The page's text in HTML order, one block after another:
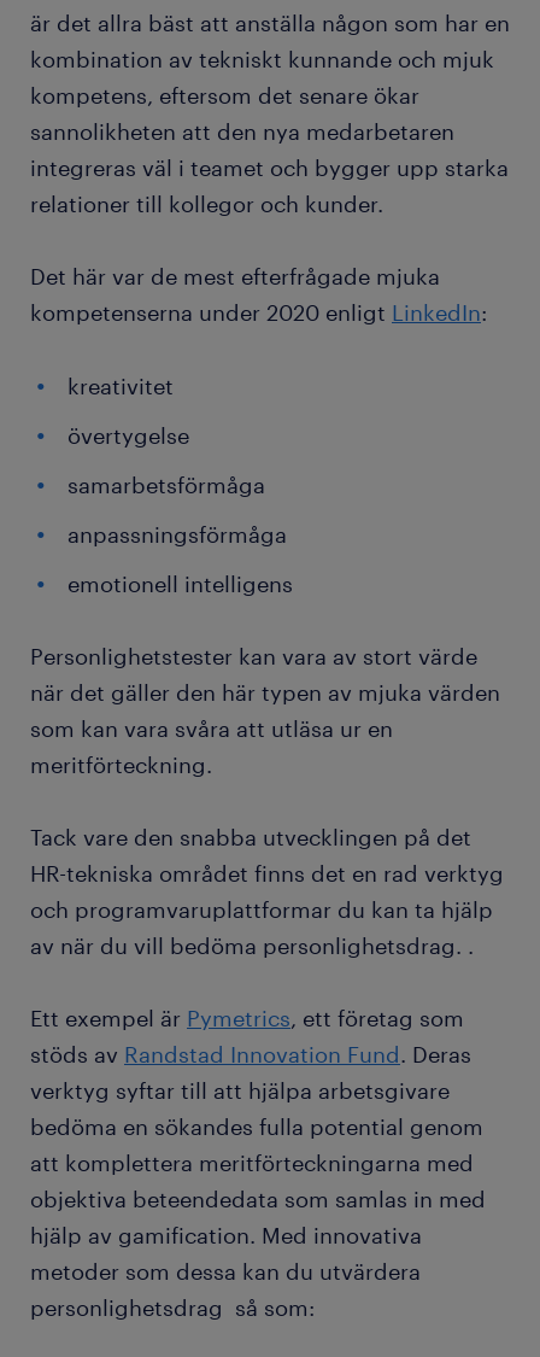
är det allra bäst att anställa någon som har en
kombination av tekniskt kunnande och mjuk
kompetens, eftersom det senare ökar
sannolikheten att den nya medarbetaren
integreras väl i teamet och bygger upp starka
relationer till kollegor och kunder.
Det här var de mest efterfrågade mjuka
kompetenserna under 2020 enligt LinkedIn:
kreativitet
övertygelse
samarbetsförmåga
anpassningsförmåga
emotionell intelligens
Personlighetstester kan vara av stort värde
när det gäller den här typen av mjuka värden
som kan vara svåra att utläsa ur en
meritförteckning.
Tack vare den snabba utvecklingen på det
HR-tekniska området finns det en rad verktyg
och programvaruplattformar du kan ta hjälp
av när du vill bedöma personlighetsdrag. .
Ett exempel är Pymetrics, ett företag som
stöds av Randstad Innovation Fund. Deras
verktyg syftar till att hjälpa arbetsgivare
bedöma en sökandes fulla potential genom
att komplettera meritförteckningarna med
objektiva beteendedata som samlas in med
hjälp av gamification. Med innovativa
metoder som dessa kan du utvärdera
personlighetsdrag så som: